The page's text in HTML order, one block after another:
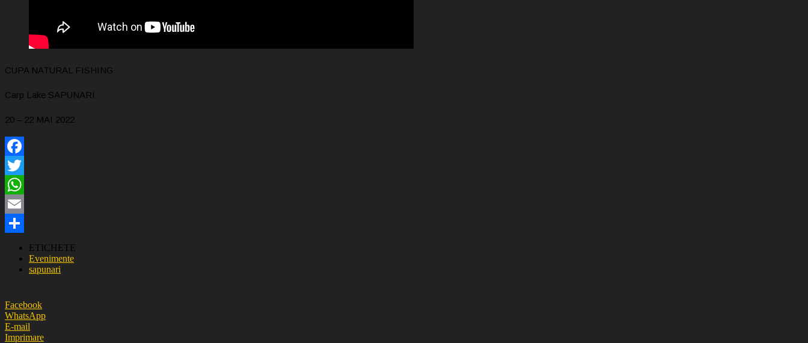
CUPA NATURAL FISHING
Carp Lake SAPUNARI
20 – 22 MAI 2022
Facebook
Twitter
WhatsApp
Email
Partajează
ETICHETE
Evenimente
sapunari
Facebook
WhatsApp
E-mail
Imprimare